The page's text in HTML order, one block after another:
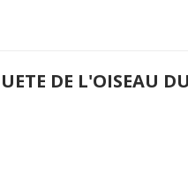
DE L'OISEAU